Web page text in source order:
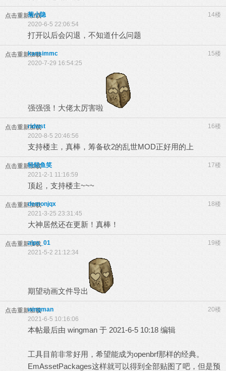
点击重新加载 14楼
菊小隐
2020-6-5 22:06:54
打开以后会闪退，不知道什么问题
点击重新加载 15楼
kansimmc
2020-7-29 16:54:25
强强强！大佬太厉害啦
点击重新加载 16楼
ridwst
2020-8-5 20:46:56
支持楼主，真棒，筹备砍2的乱世MOD正好用的上
点击重新加载 17楼
轻轻鱼笑
2021-2-1 11:16:59
顶起，支持楼主~~~
点击重新加载 18楼
demonjqx
2021-3-25 23:31:45
大神居然还在更新！真棒！
点击重新加载 19楼
alps_01
2021-5-2 21:12:34
期望动画文件导出
点击重新加载 20楼
wingman
2021-6-5 10:16:06
本帖最后由 wingman 于 2021-6-5 10:18 编辑
工具目前非常好用，希望能成为openbrf那样的经典。
EmAssetPackages这样就可以得到全部贴图了吧，但是预